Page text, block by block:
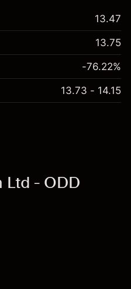
13.47
13.75
-76.22%
13.73 - 14.15
Ltd - ODD